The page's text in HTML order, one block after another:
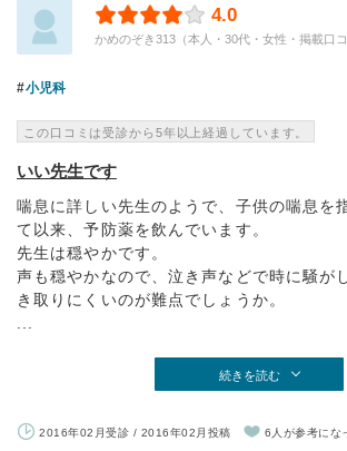
4.0
かめのぞき313（本人・30代・女性・掲載口コ
小児科
この口コミは受診から5年以上経過しています。
いい先生です
喘息に詳しい先生のようで、子供の喘息を
て以来、予防薬を飲んでいます。
先生は穏やかです。
声も穏やかなので、泣き声などで時に騒が
き取りにくいのが難点でしょうか。
続きを読む
2016年02月受診 / 2016年02月投稿 6人が参考にな